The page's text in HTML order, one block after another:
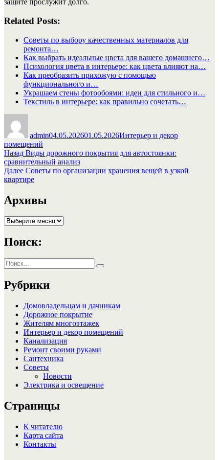
защите прослужит долго.
Related Posts:
Советы по выбору качественных материалов для
ремонта…
Как выбрать идеальные цвета для вашего домашнего…
Психология цвета в интерьере: как цвета влияют на…
Как преобразить прихожую с помощью
функционального и…
Украшаем стены фотообоями: идеи для стильного и…
Текстиль в интерьере: как правильно сочетать…
admin04.05.202601.05.2026Интерьер и декор
помещений
Навигация
по
записям
Назад Предыдущая
запись:
Виды дорожного покрытия для автостоянки:
сравнительный анализ
Далее Следующая
запись:
Советы по организации хранения вещей в узкой
квартире
Архивы
Архивы
Поиск:
Искать:
Поиск
Рубрики
Домовладельцам и дачникам
Дорожное покрытие
Жителям многоэтажек
Интерьер и декор помещений
Канализация
Ремонт своими руками
Сантехника
Советы
Новости
Электрика и освещение
Страницы
К читателю
Карта сайта
Контакты